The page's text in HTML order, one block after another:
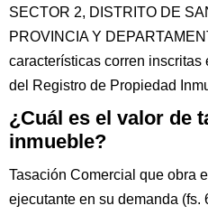
SECTOR 2, DISTRITO DE
PROVINCIA Y
características corren inscritas
del Registro de Propiedad
¿Cuál es el valor de
inmueble?
Tasación Comercial que obra
ejecutante en su demanda (fs.